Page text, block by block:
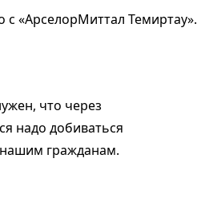
с «АрселорМиттал Темиртау».
что через
надо добиваться
гражданам.